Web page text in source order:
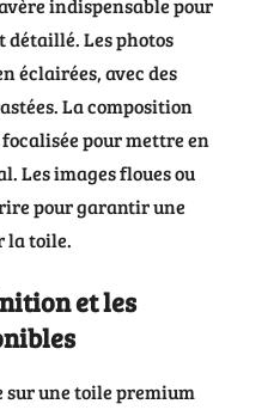
indispensable pour
Les photos
éclairées, avec des
La composition
pour mettre en
Les images floues ou
pour garantir une
la toile.
et les
sur une toile premium